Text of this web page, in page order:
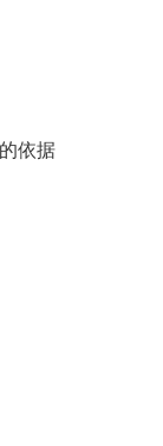
依据